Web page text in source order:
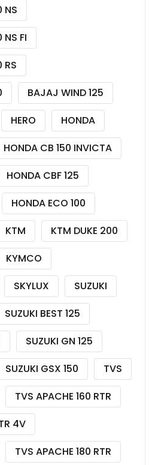
NS
FI
RS
BAJAJ WIND 125
HERO
HONDA
HONDA CB 150 INVICTA
HONDA CBF 125
HONDA ECO 100
KTM
KTM DUKE 200
KYMCO
SKYLUX
SUZUKI
SUZUKI BEST 125
SUZUKI GN 125
SUZUKI GSX 150
TVS
TVS APACHE 160 RTR
4V
TVS APACHE 180 RTR